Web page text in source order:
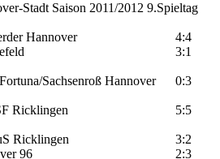
Stadt Saison 2011/2012 9.Spieltag
Hannover
4:4
3:1
Sachsenroß Hannover
0:3
Ricklingen
5:5
Ricklingen
3:2
96
2:3